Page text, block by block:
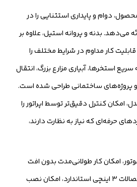
دوام و پایداری استثنایی را در
می‌دهد. بدنه و پروانه استیل، علاوه بر
کار مداوم در شرایط مختلف را
استخرها، آبیاری مزارع بزرگ، انتقال
ساختمانی طراحی شده است.
امکان کنترل دقیق‌تر توسط اپراتور را
حرفه‌ای که نیاز به نظارت دارند،
امکان کار طولانی‌مدت بدون افت
کارایی را فراهم می‌کند. اتصالات ۳ اینچی استاندارد، امکان نصب